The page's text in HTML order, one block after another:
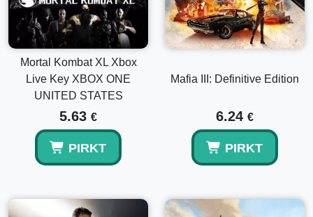
Mortal Kombat XL Xbox
Live Key XBOX ONE
UNITED STATES
5.63 €
PIRKT
Mafia III: Definitive Edition
6.24 €
PIRKT